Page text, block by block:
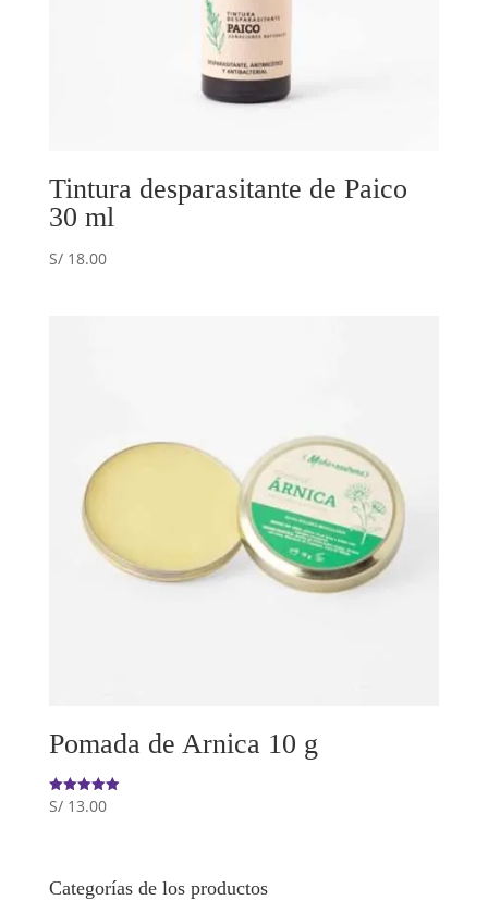
Tintura desparasitante de Paico
30 ml
S/18.00
Pomada de Arnica 10 g
Valorado
con
S/13.00
Categorías de los productos